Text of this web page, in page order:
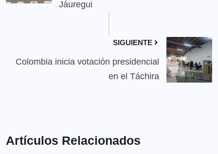
Jáuregui
SIGUIENTE
Colombia inicia votación presidencial
en el Táchira
Artículos Relacionados